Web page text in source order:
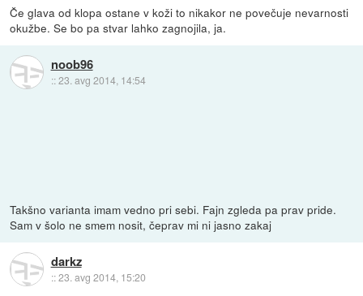
Če glava od klopa ostane v koži to nikakor ne povečuje nevarnosti
okužbe. Se bo pa stvar lahko zagnojila, ja.
noob96
::23. avg 2014, 14:54
Takšno varianta imam vedno pri sebi. Fajn zgleda pa prav pride.
Sam v šolo ne smem nosit, čeprav mi ni jasno zakaj
darkz
::23. avg 2014, 15:20